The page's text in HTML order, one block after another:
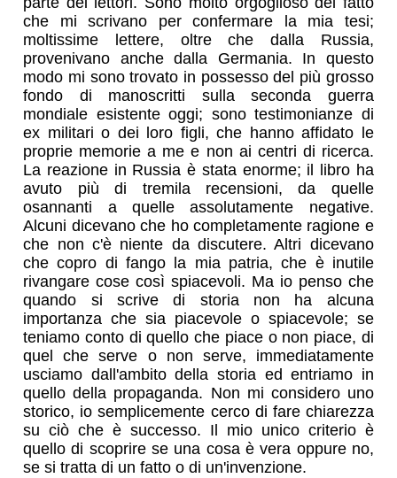
che mi scrivano per confermare la mia tesi;
moltissime lettere, oltre che dalla Russia,
provenivano anche dalla Germania. In questo
modo mi sono trovato in possesso del più grosso
fondo di manoscritti sulla seconda guerra
mondiale esistente oggi; sono testimonianze di
ex militari o dei loro figli, che hanno affidato le
proprie memorie a me e non ai centri di ricerca.
La reazione in Russia è stata enorme; il libro ha
avuto più di tremila recensioni, da quelle
osannanti a quelle assolutamente negative.
Alcuni dicevano che ho completamente ragione e
che non c'è niente da discutere. Altri dicevano
che copro di fango la mia patria, che è inutile
rivangare cose così spiacevoli. Ma io penso che
quando si scrive di storia non ha alcuna
importanza che sia piacevole o spiacevole; se
teniamo conto di quello che piace o non piace, di
quel che serve o non serve, immediatamente
usciamo dall'ambito della storia ed entriamo in
quello della propaganda. Non mi considero uno
storico, io semplicemente cerco di fare chiarezza
su ciò che è successo. Il mio unico criterio è
quello di scoprire se una cosa è vera oppure no,
se si tratta di un fatto o di un'invenzione.